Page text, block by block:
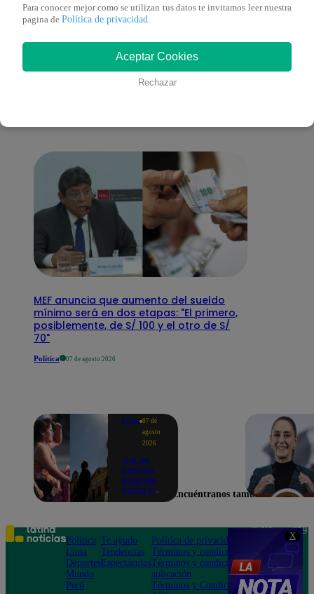
X
También te puede
MEF anuncia que aumento del sueldo
mínimo será en dos etapas: "El primero,
posiblemente, de S/ 100 y el otro de S/
70"
Política 07 de agosto 2026
Lima 07 de
agosto
2026
Ola de
calor se
extiende
hasta el
Lima y
otras 16
regiones
Para conocer mejor como se utilizan tus datos te invitamos leer nuestra
pagina de Política de privacidad
Aceptar Cookies
Rechazar
Encuéntranos también en
Política
Lima
Deportes
Mundo
Perú
Te ayudo
Tendencias
Espectáculos
Política de privacidad
Términos y condiciones
Términos y condiciones
aplicación
Términos y Condiciones
Teléfono: 219
Av. San
Felipe 968
Jesús María